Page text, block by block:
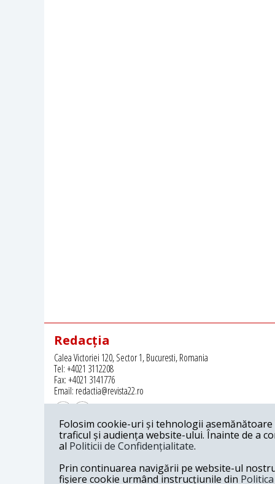
Redacția
Calea Victoriei 120, Sector 1, Bucuresti, Romania
Tel: +4021 3112208
Fax: +4021 3141776
Email: redactia@revista22.ro
Revista 22 este editata de
Folosim cookie-uri și tehnologii
traficul și audiența website-ului. Înainte de a
al Politicii de Confidențialitate.
Prin continuarea navigării pe website-ul
fișiere cookie urmând instrucțiunile din